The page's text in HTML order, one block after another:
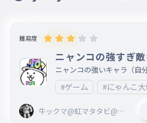
016 sizennwoooku
自然を多く、
017
牛の環境によく
usinokankyouniyoku
難易度
ニャンコの強すぎ
ん）
ニャンコの強いキャラ（自
#ゲーム #にゃんこ
牛ックマ@虹マタタビ@mi-